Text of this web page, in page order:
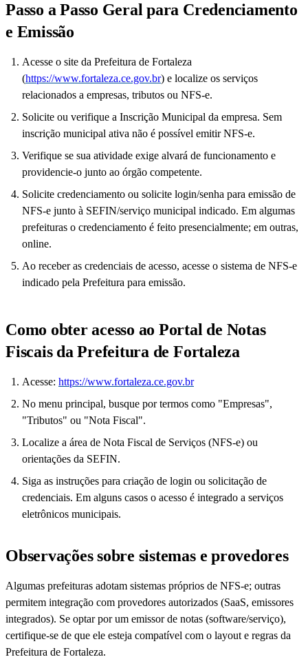
Passo a Passo Geral para Credenciamento
e Emissão
Acesse o site da Prefeitura de Fortaleza
(https://www.fortaleza.ce.gov.br) e localize os serviços
relacionados a empresas, tributos ou NFS-e.
Solicite ou verifique a Inscrição Municipal da empresa. Sem
inscrição municipal ativa não é possível emitir NFS-e.
Verifique se sua atividade exige alvará de funcionamento e
providencie-o junto ao órgão competente.
Solicite credenciamento ou solicite login/senha para emissão de
NFS-e junto à SEFIN/serviço municipal indicado. Em algumas
prefeituras o credenciamento é feito presencialmente; em outras,
online.
Ao receber as credenciais de acesso, acesse o sistema de NFS-e
indicado pela Prefeitura para emissão.
Como obter acesso ao Portal de Notas
Fiscais da Prefeitura de Fortaleza
Acesse: https://www.fortaleza.ce.gov.br
No menu principal, busque por termos como "Empresas",
"Tributos" ou "Nota Fiscal".
Localize a área de Nota Fiscal de Serviços (NFS-e) ou
orientações da SEFIN.
Siga as instruções para criação de login ou solicitação de
credenciais. Em alguns casos o acesso é integrado a serviços
eletrônicos municipais.
Observações sobre sistemas e provedores
Algumas prefeituras adotam sistemas próprios de NFS-e; outras
permitem integração com provedores autorizados (SaaS, emissores
integrados). Se optar por um emissor de notas (software/serviço),
certifique-se de que ele esteja compatível com o layout e regras da
Prefeitura de Fortaleza.